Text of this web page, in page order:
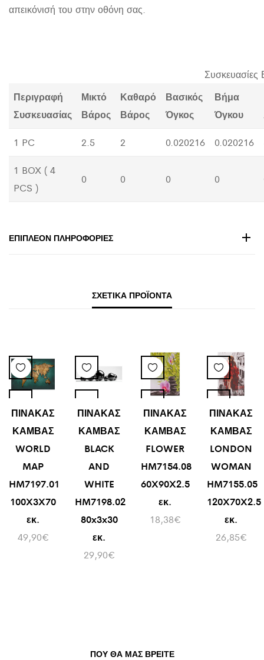
απεικόνισή του στην οθόνη σας.
Συσκευασίες
Περιγραφή
Συσκευασίας
Μικτό
Βάρος
Καθαρό
Βάρος
Βασικός
Όγκος
Βήμα
Όγκου
1 PC 2.5 2 0.020216 0.020216
1 BOX ( 4
PCS )
0 0 0 0
ΕΠΙΠΛΈΟΝ ΠΛΗΡΟΦΟΡΊΕΣ
ΣΧΕΤΙΚΆ ΠΡΟΪΌΝΤΑ
ΠΙΝΑΚΑΣ
ΚΑΜΒΑΣ
WORLD
MAP
HM7197.01
100X3X70
εκ.
49,90€
ΠΙΝΑΚΑΣ
ΚΑΜΒΑΣ
BLACK
AND
WHITE
HM7198.02
80x3x30
εκ.
29,90€
ΠΙΝΑΚΑΣ
ΚΑΜΒΑΣ
FLOWER
HM7154.08
60X90X2.5
εκ.
18,38€
ΠΙΝΑΚΑΣ
ΚΑΜΒΑΣ
LONDON
WOMAN
HM7155.05
120X70X2.5
εκ.
26,85€
ΠΟΥ ΘΑ ΜΑΣ ΒΡΕΊΤΕ